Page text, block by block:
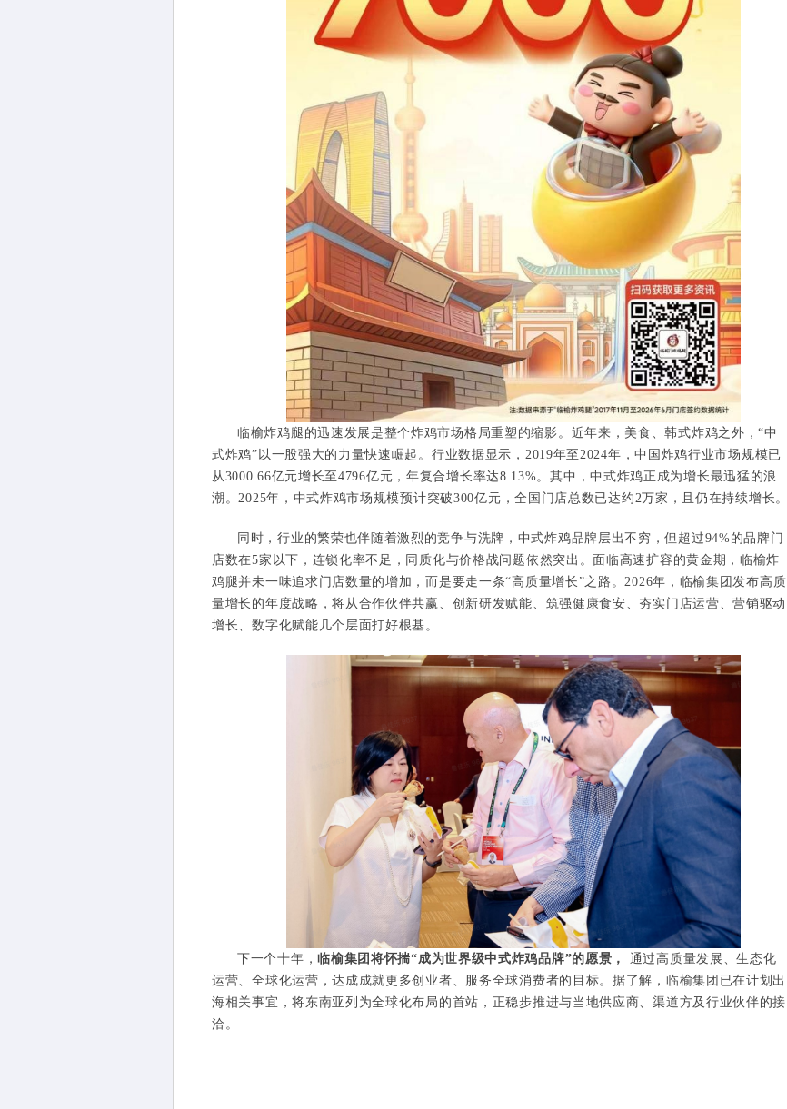
临榆炸鸡腿的迅速发展是整个炸鸡市场格局重塑的缩影。近年来，美食、韩式炸鸡之外，“中
式炸鸡”以一股强大的力量快速崛起。行业数据显示，2019年至2024年，中国炸鸡行业市场规模已
从3000.66亿元增长至4796亿元，年复合增长率达8.13%。其中，中式炸鸡正成为增长最迅猛的浪
潮。2025年，中式炸鸡市场规模预计突破300亿元，全国门店总数已达约2万家，且仍在持续增长。
同时，行业的繁荣也伴随着激烈的竞争与洗牌，中式炸鸡品牌层出不穷，但超过94%的品牌门
店数在5家以下，连锁化率不足，同质化与价格战问题依然突出。面临高速扩容的黄金期，临榆炸
鸡腿并未一味追求门店数量的增加，而是要走一条“高质量增长”之路。2026年，临榆集团发布高质
量增长的年度战略，将从合作伙伴共赢、创新研发赋能、筑强健康食安、夯实门店运营、营销驱动
增长、数字化赋能几个层面打好根基。
下一个十年， 临榆集团将怀揣“成为世界级中式炸鸡品牌”的愿景，
通过高质量发展、生态化
运营、全球化运营，达成成就更多创业者、服务全球消费者的目标。据了解，临榆集团已在计划出
海相关事宜，将东南亚列为全球化布局的首站，正稳步推进与当地供应商、渠道方及行业伙伴的接
洽。